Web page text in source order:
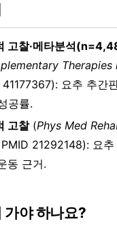
고찰·메타분석
Therapies
41177367): 요추 추간
공률.
고찰(Phys Med
PMID 21292148): 요
동 근거.
가야 하나요?